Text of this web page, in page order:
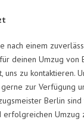
nach einem
für deinen Umzug von
uns zu kontaktieren.
zur Verfügung
Berlin
erfolgreichen Umzug